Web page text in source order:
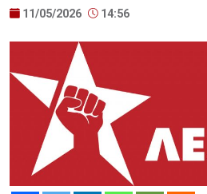
11/05/2026 14:56